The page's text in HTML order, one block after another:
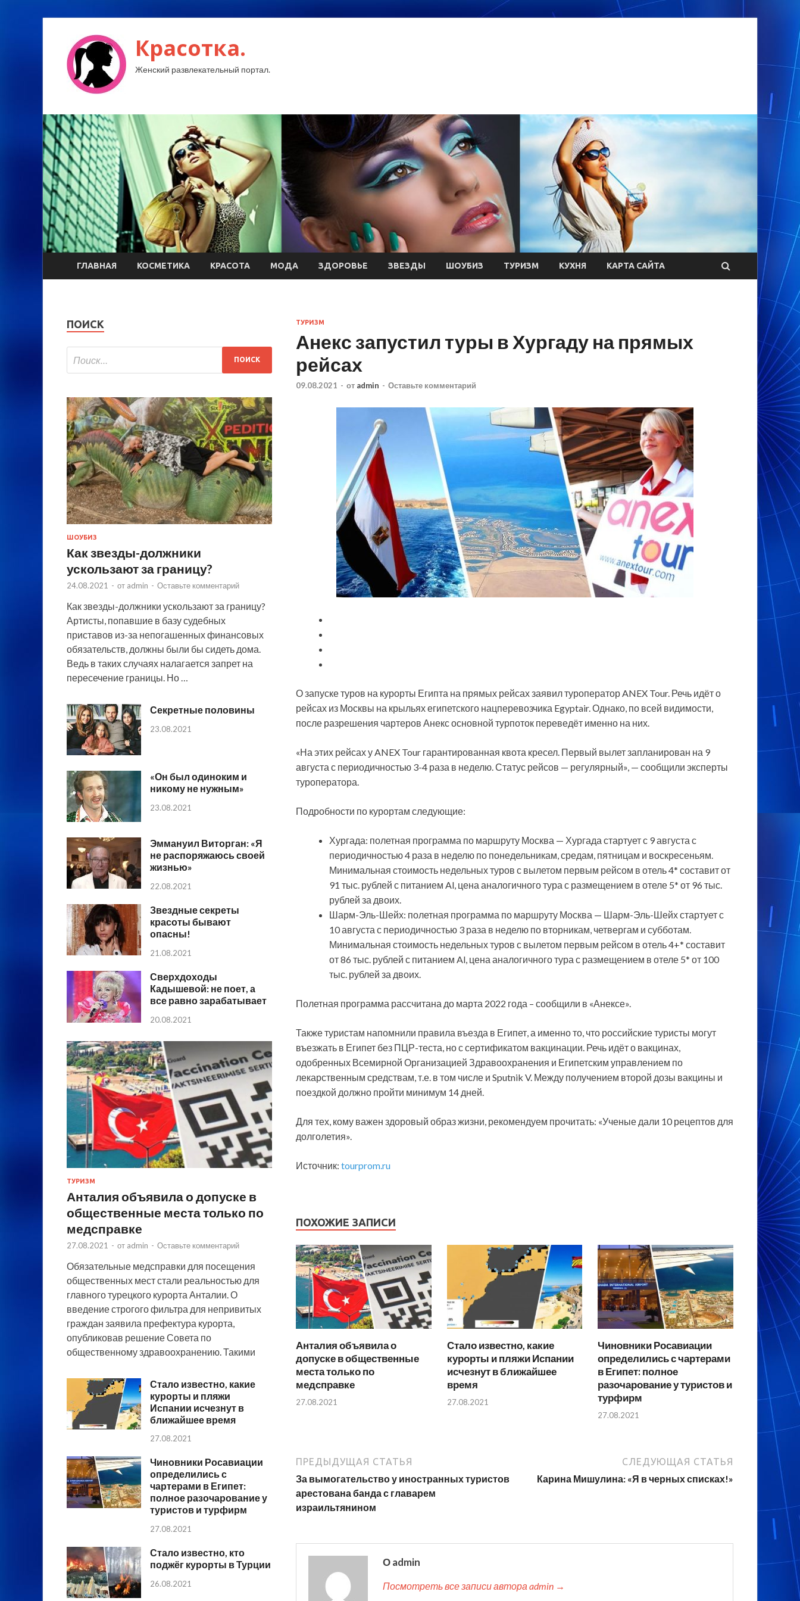
Красотка.
Женский развлекательный портал.
ГЛАВНАЯ КОСМЕТИКА КРАСОТА МОДА ЗДОРОВЬЕ ЗВЕЗДЫ ШОУБИЗ ТУРИЗМ КУХНЯ КАРТА САЙТА
ТУРИЗМ
Анекс запустил туры в Хургаду на прямых
рейсах
09.08.2021 - от admin - Оставьте комментарий
О запуске туров на курорты Египта на прямых рейсах заявил туроператор ANEX Tour. Речь идёт о
рейсах из Москвы на крыльях египетского нацперевозчика Egyptair. Однако, по всей видимости,
после разрешения чартеров Анекс основной турпоток переведёт именно на них.
«На этих рейсах уANEX Tour гарантированная квота кресел. Первый вылет запланирован на 9
августа с периодичностью 3-4 раза в неделю. Статус рейсов — регулярный», — сообщили эксперты
туроператора.
Подробности по курортам следующие:
Хургада: полетная программа по маршруту Москва — Хургада стартует с 9 августа с
периодичностью 4 раза в неделю по понедельникам, средам, пятницам и воскресеньям.
Минимальная стоимость недельных туров с вылетом первым рейсом в отель 4* составит от
91 тыс. рублей с питанием Al, цена аналогичного тура с размещением в отеле 5* от 96 тыс.
рублей за двоих.
Шарм-Эль-Шейх: полетная программа по маршруту Москва — Шарм-Эль-Шейх стартует с
10 августа с периодичностью 3 раза в неделю по вторникам, четвергам и субботам.
Минимальная стоимость недельных туров с вылетом первым рейсом в отель 4+* составит
от 86 тыс. рублей с питанием Al, цена аналогичного тура с размещением в отеле 5* от 100
тыс. рублей за двоих.
Полетная программа рассчитана до марта 2022 года – сообщили в «Анексе».
Также туристам напомнили правила въезда в Египет, а именно то, что российские туристы могут
въезжать в Египет без ПЦР-теста, но с сертификатом вакцинации. Речь идёт о вакцинах,
одобренных Всемирной Организацией Здравоохранения и Египетским управлением по
лекарственным средствам, т.е. в том числе и Sputnik V. Между получением второй дозы вакцины и
поездкой должно пройти минимум 14 дней.
Для тех, кому важен здоровый образ жизни, рекомендуем прочитать: «Ученые дали 10 рецептов для
долголетия».
Источник: tourprom.ru
ПОХОЖИЕ ЗАПИСИ
Анталия объявила о
допуске в общественные
места только по
медсправке
27.08.2021
Стало известно, какие
курорты и пляжи Испании
исчезнут в ближайшее
время
27.08.2021
Чиновники Росавиации
определились с чартерами
в Египет: полное
разочарование у туристов и
турфирм
27.08.2021
ПРЕДЫДУЩАЯ СТАТЬЯ
За вымогательство у иностранных туристов
арестована банда с главарем
израильтянином
СЛЕДУЮЩАЯ СТАТЬЯ
Карина Мишулина: «Я в черных списках!»
О admin
Посмотреть все записи автора admin →
ПОИСК
ШОУБИЗ
Как звезды-должники
ускользают за границу?
24.08.2021 - от admin - Оставьте комментарий
Как звезды-должники ускользают за границу?
Артисты, попавшие в базу судебных
приставов из-за непогашенных финансовых
обязательств, должны были бы сидеть дома.
Ведь в таких случаях налагается запрет на
пересечение границы. Но …
Секретные половины
23.08.2021
«Он был одиноким и
никому не нужным»
23.08.2021
Эммануил Виторган: «Я
не распоряжаюсь своей
жизнью»
22.08.2021
Звездные секреты
красоты бывают
опасны!
21.08.2021
Сверхдоходы
Кадышевой: не поет, а
все равно зарабатывает
20.08.2021
ТУРИЗМ
Анталия объявила о допуске в
общественные места только по
медсправке
27.08.2021 - от admin - Оставьте комментарий
Обязательные медсправки для посещения
общественных мест стали реальностью для
главного турецкого курорта Анталии. О
введение строгого фильтра для непривитых
граждан заявила префектура курорта,
опубликовав решение Совета по
общественному здравоохранению. Такими
Стало известно, какие
курорты и пляжи
Испании исчезнут в
ближайшее время
27.08.2021
Чиновники Росавиации
определились с
чартерами в Египет:
полное разочарование у
туристов и турфирм
27.08.2021
Стало известно, кто
поджёг курорты в Турции
26.08.2021